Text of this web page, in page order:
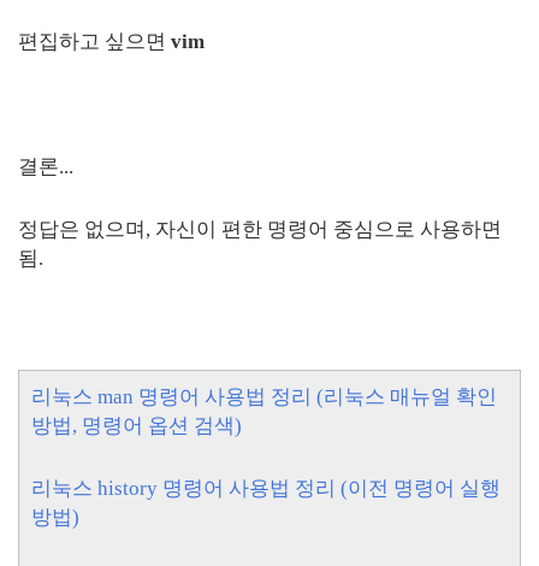
편집하고 싶으면 vim
결론...
정답은 없으며, 자신이 편한 명령어 중심으로 사용하면
됨.
리눅스 man 명령어 사용법 정리 (리눅스 매뉴얼 확인
방법, 명령어 옵션 검색)
리눅스 history 명령어 사용법 정리 (이전 명령어 실행
방법)